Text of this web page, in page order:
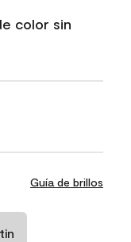
color sin
Guía de brillos